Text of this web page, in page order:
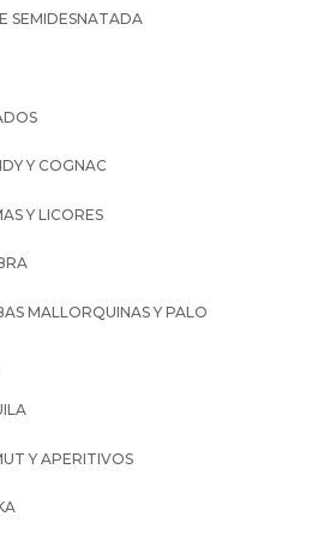
SEMIDESNATADA
Y COGNAC
Y LICORES
MALLORQUINAS Y PALO
Y APERITIVOS